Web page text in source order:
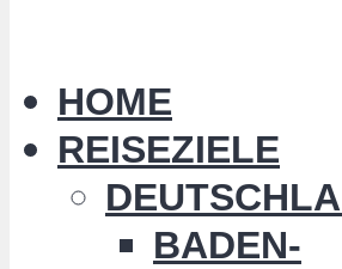
HOME
REISEZIELE
BADEN-